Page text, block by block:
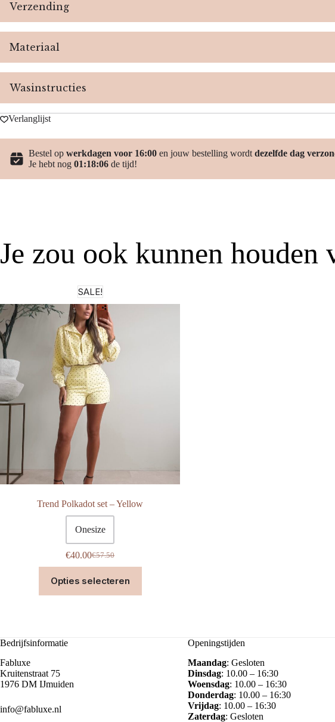
Verzending
Materiaal
Wasinstructies
Verlanglijst
Bestel op werkdagen voor 16:00 en jouw bestelling wordt dezelfde dag
Je hebt nog 01:18:06 de tijd!
Je zou ook kunnen
SALE!
Trend Polkadot set – Yellow
Onesize
€57.50
Oorspronkelijke
was:
€40.00Huidige
is:
Opties selecteren
heeft
productpagina
Bedrijfsinformatie
Fabluxe
Kruitenstraat 75
1976 DM IJmuiden
info@fabluxe.nl
Openingstijden
Maandag: Gesloten
Dinsdag: 10.00 – 16:30
Woensdag: 10.00 – 16:30
Donderdag: 10.00 – 16:30
Vrijdag: 10.00 – 16:30
Zaterdag: Gesloten